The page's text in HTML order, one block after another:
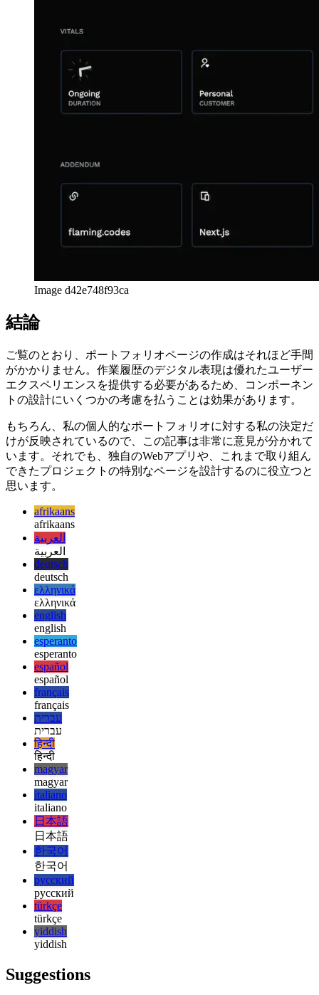
Image d42e748f93ca
結論
ご覧のとおり、ポートフォリオページの作成はそれほど手間
がかかりません。作業履歴のデジタル表現は優れたユーザー
エクスペリエンスを提供する必要があるため、コンポーネン
トの設計にいくつかの考慮を払うことは効果があります。
もちろん、私の個人的なポートフォリオに対する私の決定だ
けが反映されているので、この記事は非常に意見が分かれて
います。それでも、独自のWebアプリや、これまで取り組ん
できたプロジェクトの特別なページを設計するのに役立つと
思います。
afrikaans
afrikaans
العربية
العربية
deutsch
deutsch
ελληνικά
ελληνικά
english
english
esperanto
esperanto
español
español
français
français
עברית
עברית
हिन्दी
हिन्दी
magyar
magyar
italiano
italiano
日本語
日本語
한국어
한국어
русский
türkçe
türkçe